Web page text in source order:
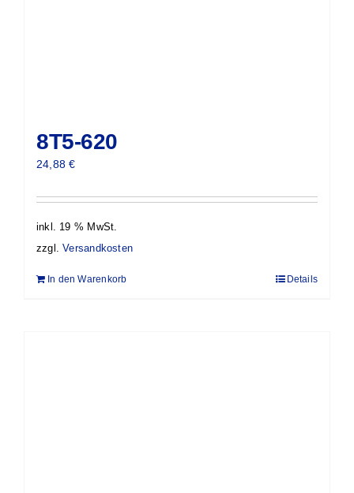
8T5-620
24,88€
inkl. 19 % MwSt.
zzgl.Versandkosten
In den Warenkorb Details